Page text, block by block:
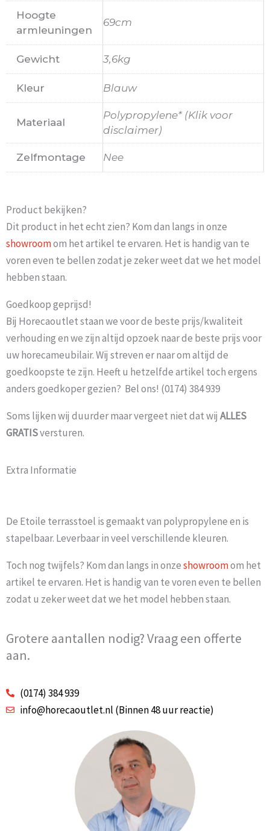
Hoogte
armleuningen
69cm
Gewicht 3,6kg
Kleur Blauw
Materiaal
Polypropylene* (Klik voor
disclaimer)
Zelfmontage Nee
Product bekijken?
Dit product in het echt zien? Kom dan langs in onze
showroomom het artikel te ervaren. Het is handig van te
voren even te bellen zodat je zeker weet dat we het model
hebben staan.
Goedkoop geprijsd!
Bij Horecaoutlet staan we voor de beste prijs/kwaliteit
verhouding en we zijn altijd opzoek naar de beste prijs voor
uw horecameubilair. Wij streven er naar om altijd de
goedkoopste te zijn. Heeft u hetzelfde artikel toch ergens
anders goedkoper gezien? Bel ons! (0174) 384 939
Soms lijken wij duurder maar vergeet niet dat wij ALLES
GRATISversturen.
Extra Informatie
De Etoile terrasstoel is gemaakt van polypropylene en is
stapelbaar. Leverbaar in veel verschillende kleuren.
Toch nog twijfels? Kom dan langs in onzeshowroomom het
artikel te ervaren. Het is handig van te voren even te bellen
zodat u zeker weet dat we het model hebben staan.
Grotere aantallen nodig? Vraag een offerte
aan.
(0174) 384 939
info@horecaoutlet.nl (Binnen 48 uur reactie)